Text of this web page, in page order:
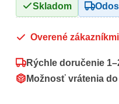
Skladom
Overené zákazníkmi
Rýchle doručenie
Možnosť vrátenia do